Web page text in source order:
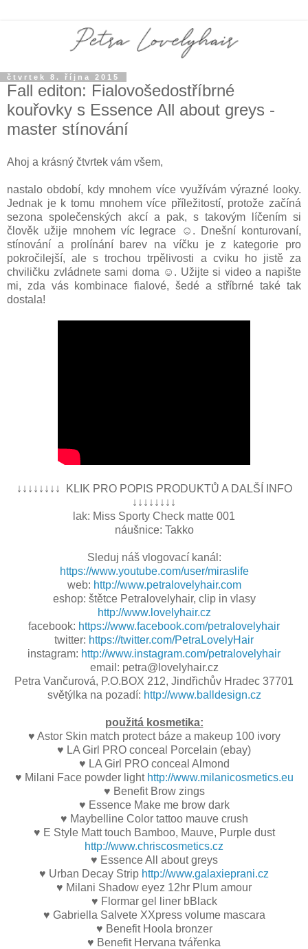
čtvrtek 8. října 2015
Fall editon: Fialovošedostříbrné
kouřovky s Essence All about greys -
master stínování
Ahoj a krásný čtvrtek vám všem,
nastalo období, kdy mnohem více využívám výrazné looky.
Jednak je k tomu mnohem více příležitostí, protože začíná
sezona společenských akcí a pak, s takovým líčením si
člověk užije mnohem víc legrace ☺. Dnešní konturovaní,
stínování a prolínání barev na víčku je z kategorie pro
pokročilejší, ale s trochou trpělivosti a cviku ho jistě za
chviličku zvládnete sami doma ☺. Užijte si video a napište
mi, zda vás kombinace fialové, šedé a stříbrné také tak
dostala!
↓↓↓↓↓↓↓↓ KLIK PRO POPIS PRODUKTŮ A DALŠÍ INFO
↓↓↓↓↓↓↓↓
lak: Miss Sporty Check matte 001
náušnice: Takko
Sleduj náš vlogovací kanál:
https://www.youtube.com/user/miraslife
web: http://www.petralovelyhair.com
eshop: štětce Petralovelyhair, clip in vlasy
http://www.lovelyhair.cz
facebook: https://www.facebook.com/petralovelyhair
twitter: https://twitter.com/PetraLovelyHair
instagram: http://www.instagram.com/petralovelyhair
email: petra@lovelyhair.cz
Petra Vančurová, P.O.BOX 212, Jindřichův Hradec 37701
světýlka na pozadí: http://www.balldesign.cz
použitá kosmetika:
♥ Astor Skin match protect báze a makeup 100 ivory
♥ LA Girl PRO conceal Porcelain (ebay)
♥ LA Girl PRO conceal Almond
♥ Milani Face powder light http://www.milanicosmetics.eu
♥ Benefit Brow zings
♥ Essence Make me brow dark
♥ Maybelline Color tattoo mauve crush
♥ E Style Matt touch Bamboo, Mauve, Purple dust
http://www.chriscosmetics.cz
♥ Essence All about greys
♥ Urban Decay Strip http://www.galaxieprani.cz
♥ Milani Shadow eyez 12hr Plum amour
♥ Flormar gel liner bBlack
♥ Gabriella Salvete XXpress volume mascara
♥ Benefit Hoola bronzer
♥ Benefit Hervana tvářenka